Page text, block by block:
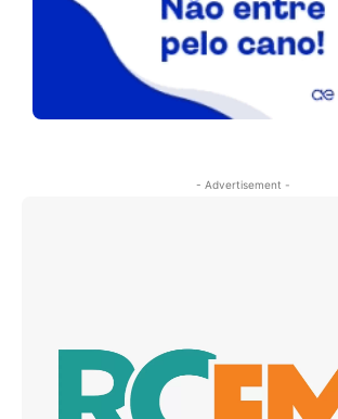
- Advertisement -